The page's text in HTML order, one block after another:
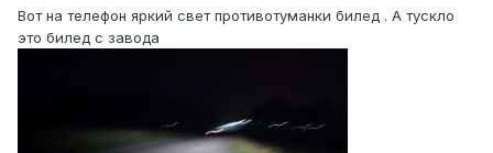
Вот на телефон яркий свет противотуманки билед . А тускло
это билед с завода